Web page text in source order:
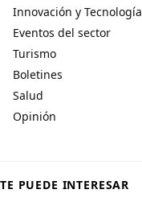
Innovación y Tecnología
Eventos del sector
Turismo
Boletines
Salud
Opinión
TE PUEDE INTERESAR